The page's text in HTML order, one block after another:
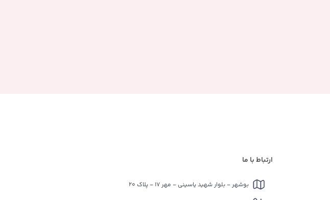
ارتباط با ما
بوشهر - بلوار شهید یاسینی - مهر 17 - پلاک 20